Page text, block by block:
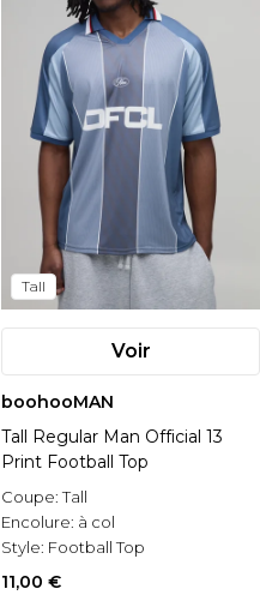
Tall
Voir
boohooMAN
Tall Regular Man Official 13
Print Football Top
Coupe:Tall
Encolure: à col
Style: Football Top
11,00 €